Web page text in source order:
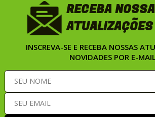
RECEBA
ATUALIZAÇÕES
INSCREVA-SE E RECEBA NOSSAS
NOVIDADES POR E-